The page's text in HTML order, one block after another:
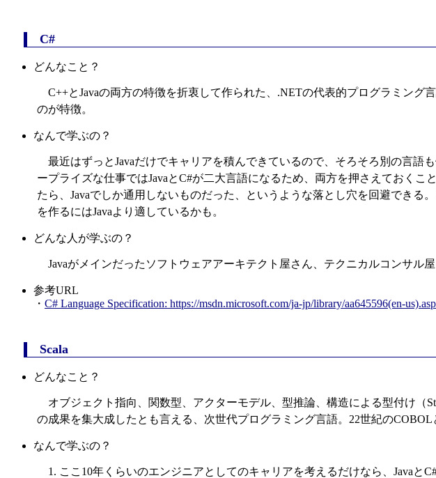
C#
どんなこと？
C++とJavaの両方の特徴を折衷して作られた、.NETの代表的プログラミン
のが特徴。
なんで学ぶの？
最近はずっとJavaだけでキャリアを積んできているので、そろそろ別の言
ープライズな仕事ではJavaとC#が二大言語になるため、両方を押さえておく
たら、Javaでしか通用しないものだった、というような落とし穴を回避できる
を作るにはJavaより適しているかも。
どんな人が学ぶの？
Javaがメインだったソフトウェアアーキテクト屋さん、テクニカルコンサル
参考URL
・ C# Language Specification: https://msdn.microsoft.com/ja-jp/library/aa645596(en-
Scala
どんなこと？
オブジェクト指向、関数型、アクターモデル、型推論、構造による型付け（
の成果を集大成したとも言える、次世代プログラミング言語。22世紀のCOBOL
なんで学ぶの？
1. ここ10年くらいのエンジニアとしてのキャリアを考えるだけなら、Java